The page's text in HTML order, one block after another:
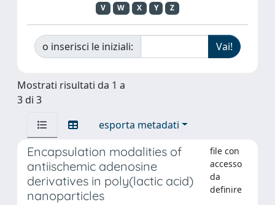
V
W X Y Z
o inserisci le iniziali:
Mostrati risultati da 1 a
3 di 3
esporta metadati
Encapsulation modalities of
antiischemic adenosine
derivatives in poly(lactic acid)
nanoparticles
file con
accesso
da
definire